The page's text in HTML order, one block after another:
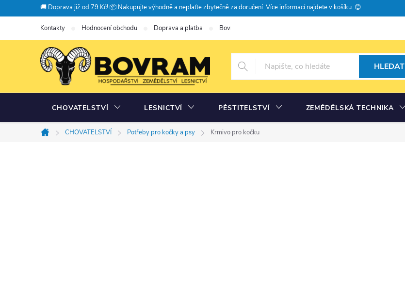
na
🚚 Doprava již od 79 Kč! 📦 Nakupujte výhodně a neplaťte zbytečně za doručení. Více informací najdete v košíku. 😊
Kontakty Hodnocení obchodu Doprava a platba Bovramova poradna
HLEDAT
CHOVATELSTVÍ LESNICTVÍ PĚSTITELSTVÍ ZEMĚDĚLSKÁ TECHNIKA
Domů
CHOVATELSTVÍ Potřeby pro kočky a psy Krmivo pro kočku